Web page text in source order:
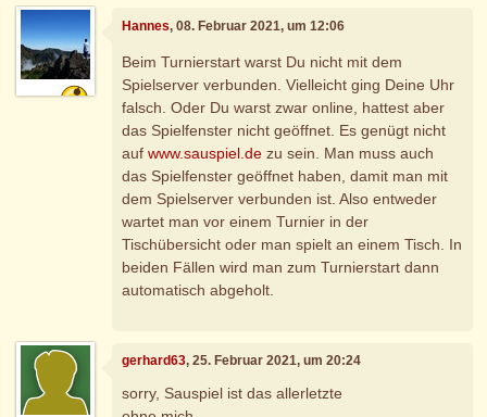
Hannes, 08. Februar 2021, um 12:06
Beim Turnierstart warst Du nicht mit dem
Spielserver verbunden. Vielleicht ging Deine Uhr
falsch. Oder Du warst zwar online, hattest aber
das Spielfenster nicht geöffnet. Es genügt nicht
aufwww.sauspiel.de zu sein. Man muss auch
das Spielfenster geöffnet haben, damit man mit
dem Spielserver verbunden ist. Also entweder
wartet man vor einem Turnier in der
Tischübersicht oder man spielt an einem Tisch. In
beiden Fällen wird man zum Turnierstart dann
automatisch abgeholt.
gerhard63, 25. Februar 2021, um 20:24
sorry, Sauspiel ist das allerletzte